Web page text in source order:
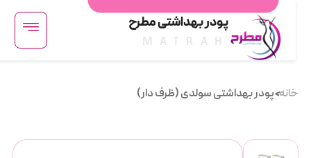
پودر بهداشتی مطرح
MATRAH
<پودر بهداشتی سولدی (ظرف دار)